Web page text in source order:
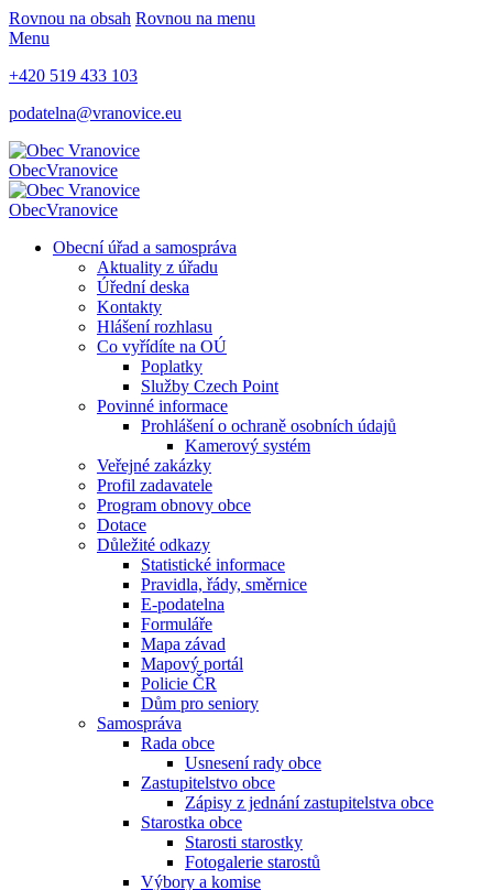
Rovnou na obsah Rovnou na menu
Menu
+420 519 433 103
podatelna@vranovice.eu
ObecVranovice
ObecVranovice
Obecní úřad a samospráva
Aktuality z úřadu
Úřední deska
Kontakty
Hlášení rozhlasu
Co vyřídíte na OÚ
Poplatky
Služby Czech Point
Povinné informace
Prohlášení o ochraně osobních údajů
Kamerový systém
Veřejné zakázky
Profil zadavatele
Program obnovy obce
Dotace
Důležité odkazy
Statistické informace
Pravidla, řády, směrnice
E-podatelna
Formuláře
Mapa závad
Mapový portál
Policie ČR
Dům pro seniory
Samospráva
Rada obce
Usnesení rady obce
Zastupitelstvo obce
Zápisy z jednání zastupitelstva obce
Starostka obce
Starosti starostky
Fotogalerie starostů
Výbory a komise